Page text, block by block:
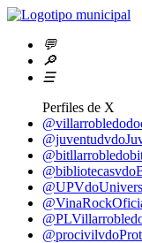
💬
🔎
☰
Perfiles de X
@juventudvdo
@bitllarrobledo
@bibliotecasvdo
@UPVdo
@procivilvdo